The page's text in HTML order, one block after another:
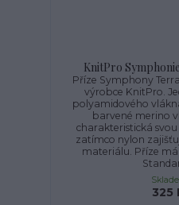
KnitPro
Příze Symphony
výrobce KnitPro.
polyamidového
barvené merino
charakteristická
zatímco nylon
materiálu. Příze
325